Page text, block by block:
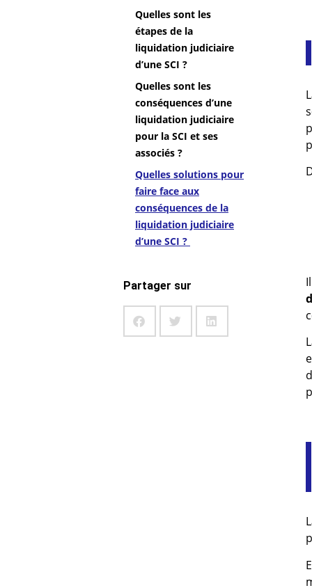
Quelles sont les
étapes de la
liquidation judiciaire
d’une SCI ?
Quelles sont les
conséquences d’une
liquidation judiciaire
pour la SCI et ses
associés ?
Quelles solutions pour
faire face aux
conséquences de la
liquidation judiciaire
d’une SCI ?
Partager sur